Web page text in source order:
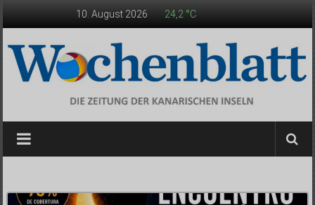
10. August 2026 24,2 °C
Wochenblatt
die
Kanarischen